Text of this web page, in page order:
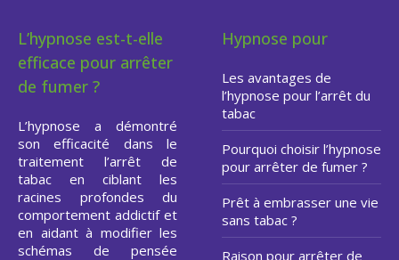
L’hypnose est-t-elle
efficace pour arrêter
de fumer ?
L’hypnose a démontré
son efficacité dans le
traitement l’arrêt de
tabac en ciblant les
racines profondes du
comportement addictif et
en aidant à modifier les
schémas de pensée
Hypnose pour
Les avantages de
l’hypnose pour l’arrêt du
tabac
Pourquoi choisir l’hypnose
pour arrêter de fumer ?
Prêt à embrasser une vie
sans tabac ?
Raison pour arrêter de